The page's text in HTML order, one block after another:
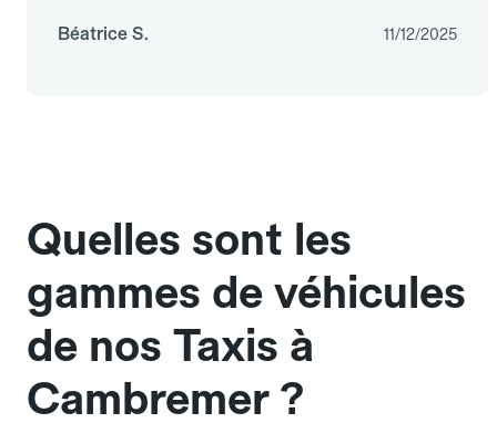
Béatrice S. 11/12/2025
Quelles sont les
gammes de véhicules
de nos Taxis à
Cambremer ?